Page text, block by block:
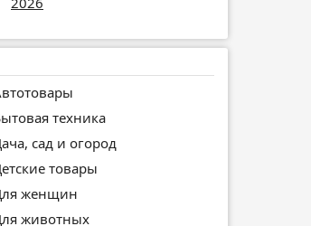
техника
сад и огород
товары
женщин
животных